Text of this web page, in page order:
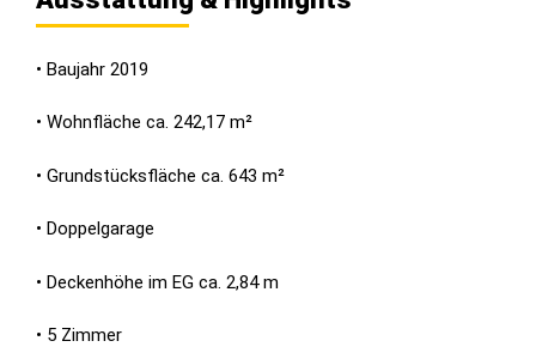
• Baujahr 2019
• Wohnfläche ca. 242,17 m²
• Grundstücksfläche ca. 643 m²
• Doppelgarage
• Deckenhöhe im EG ca. 2,84 m
• 5 Zimmer